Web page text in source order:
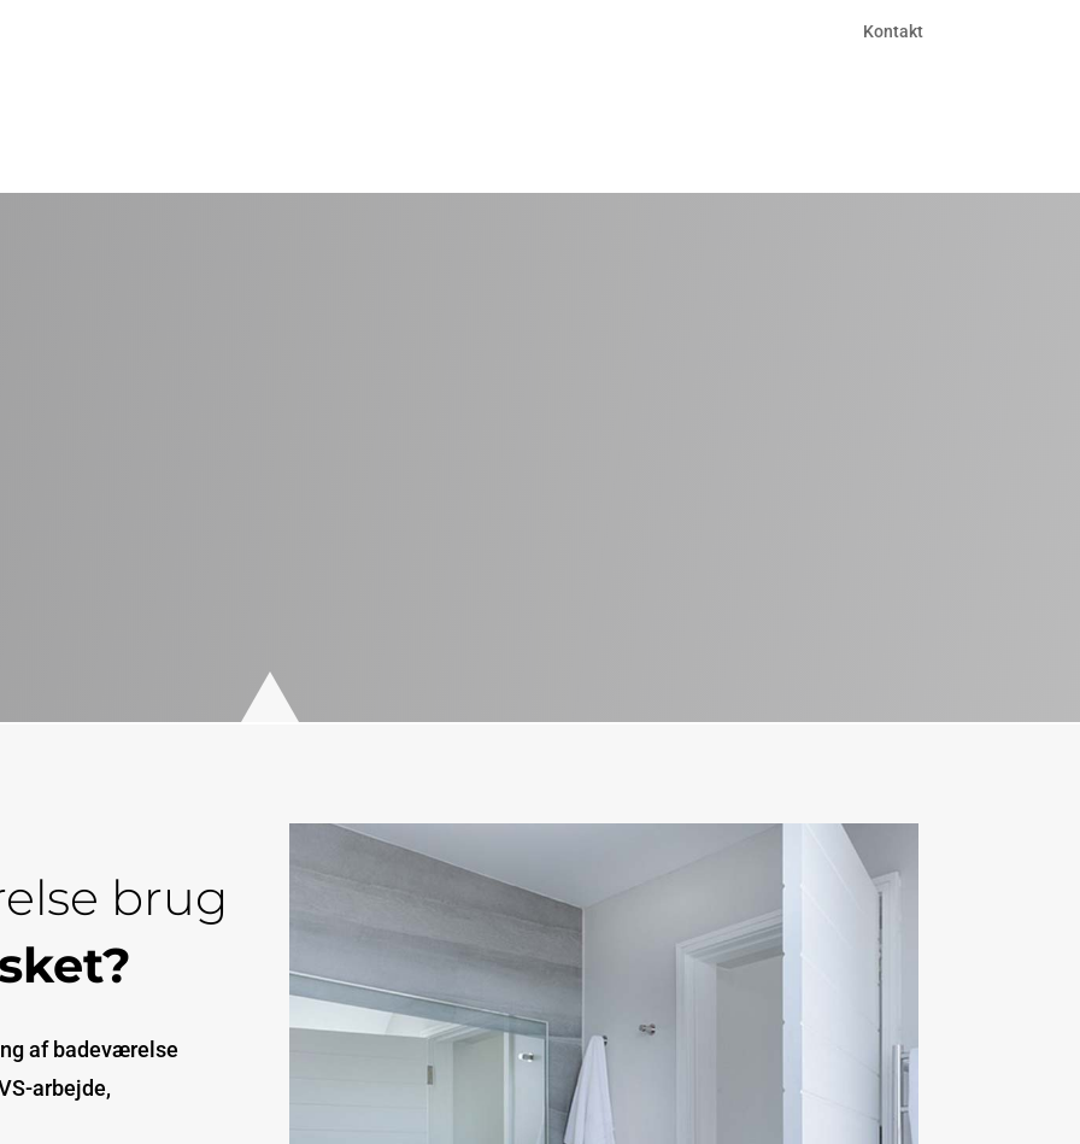
Kontakt
brug
af badeværelse
arbejde,
Badeværelse